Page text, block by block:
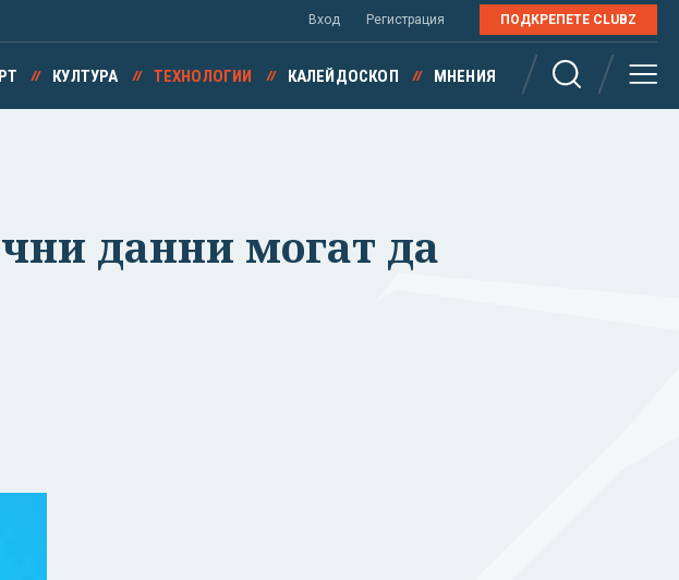
Вход Регистрация ПОДКРЕПЕТЕ CLUBZ
КУЛТУРА ТЕХНОЛОГИИ КАЛЕЙДОСКОП МНЕНИЯ
данни могат да